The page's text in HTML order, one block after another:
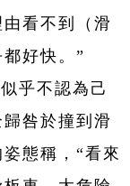
看不到（滑
好快。”
乎不認為己
咎於撞到滑
態稱，“看來